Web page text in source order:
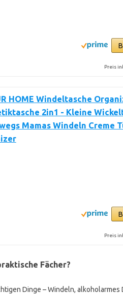
Preis
HOME Windeltasche
2in1 - Kleine
Mamas Windeln Creme
Preis
Fächer?
Dinge – Windeln,